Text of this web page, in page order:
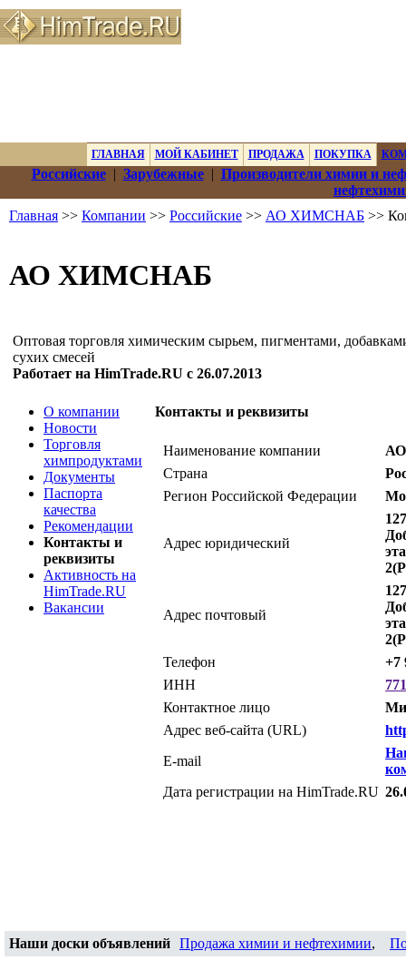
ГЛАВНАЯ МОЙ КАБИНЕТ ПРОДАЖА ПОКУПКА
Российские| Зарубежные| Производители химии и
Главная >> Компании >> Российские >> АО ХИМСНАБ >>
АО ХИМСНАБ
Оптовая торговля химическим сырьем, пигментами,
сухих смесей
Работает на HimTrade.RU с 26.07.2013
О компании
Новости
Торговля
химпродуктами
Документы
Паспорта
качества
Рекомендации
Контакты и
реквизиты
Активность на
HimTrade.RU
Вакансии
Контакты и реквизиты
Наименование компании
Страна
Регион Российской Федерации
Адрес юридический
Адрес почтовый
Телефон
+7
ИНН
Контактное лицо
Адрес веб-сайта (URL)
E-mail
Дата регистрации на HimTrade.RU
Наши доски объявлений Продажа химии и нефтехимии,